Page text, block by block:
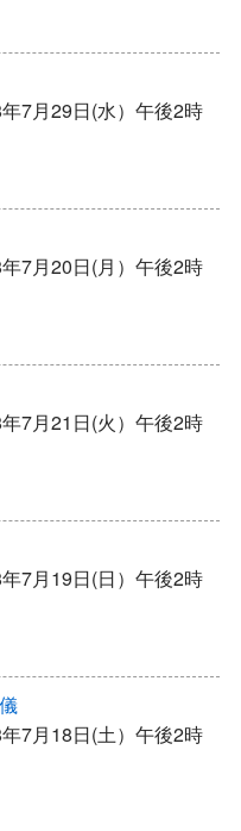
7月29日(水）午後2時
7月20日(月）午後2時
7月21日(火）午後2時
7月19日(日）午後2時
7月18日(土）午後2時